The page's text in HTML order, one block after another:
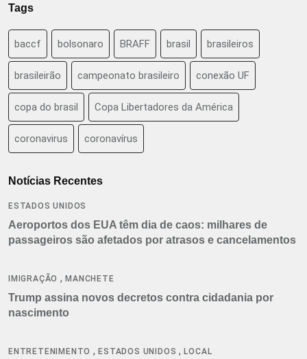
Tags
baccf bolsonaro BRAFF brasil brasileiros
brasileirão campeonato brasileiro conexão UF
copa do brasil Copa Libertadores da América
coronavirus coronavírus
Notícias Recentes
ESTADOS UNIDOS
Aeroportos dos EUA têm dia de caos: milhares de
passageiros são afetados por atrasos e cancelamentos
IMIGRAÇÃO ,MANCHETE
Trump assina novos decretos contra cidadania por
nascimento
ENTRETENIMENTO ,ESTADOS UNIDOS ,LOCAL